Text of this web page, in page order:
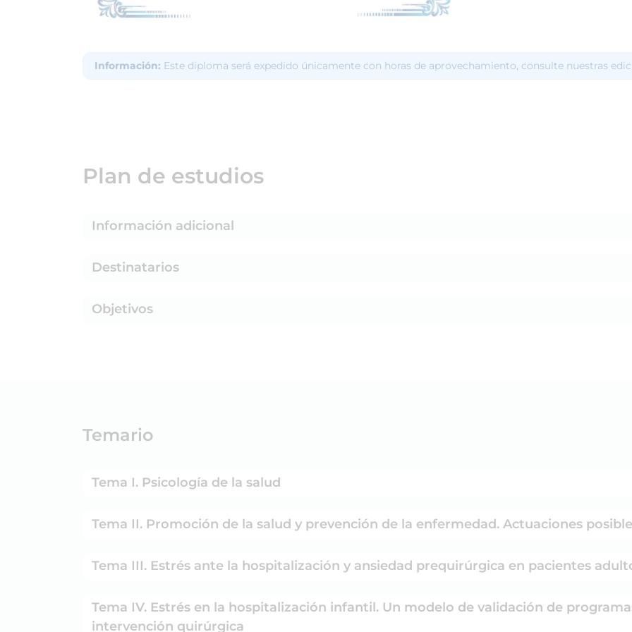
Información: Este diploma será expedido únicamente con horas de aprovechamiento, consulte nuestras
Plan de estudios
Información adicional
Destinatarios
Objetivos
Temario
Tema I. Psicología de la salud
Tema II. Promoción de la salud y prevención de la enfermedad. Actuaciones
Tema III. Estrés ante la hospitalización y ansiedad prequirúrgica en pacientes
Tema IV. Estrés en la hospitalización infantil. Un modelo de validación de
intervención quirúrgica